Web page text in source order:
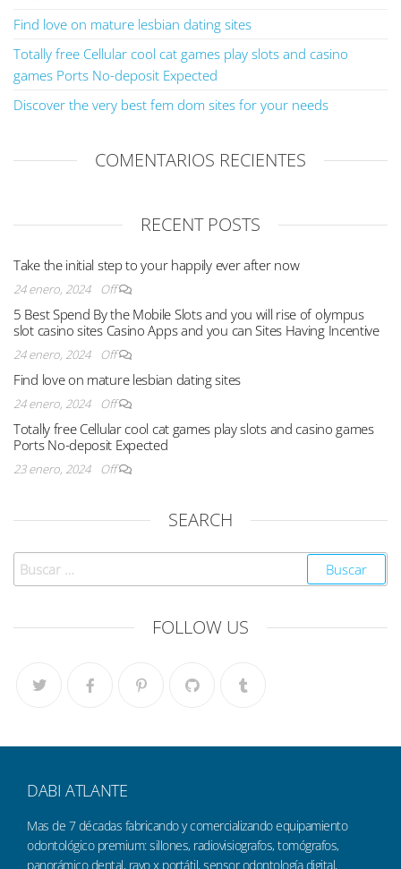
Find love on mature lesbian dating sites
Totally free Cellular cool cat games play slots and casino
games Ports No-deposit Expected
Discover the very best fem dom sites for your needs
COMENTARIOS RECIENTES
RECENT POSTS
Take the initial step to your happily ever after now
24 enero, 2024 Off
5 Best Spend By the Mobile Slots and you will rise of olympus
slot casino sites Casino Apps and you can Sites Having Incentive
24 enero, 2024 Off
Find love on mature lesbian dating sites
24 enero, 2024 Off
Totally free Cellular cool cat games play slots and casino games
Ports No-deposit Expected
23 enero, 2024 Off
SEARCH
FOLLOW US
DABI ATLANTE
Mas de 7 décadas fabricando y comercializando equipamiento
odontológico premium: sillones, radiovisiografos, tomógrafos,
panorámico dental, rayo x portátil, sensor odontología digital,